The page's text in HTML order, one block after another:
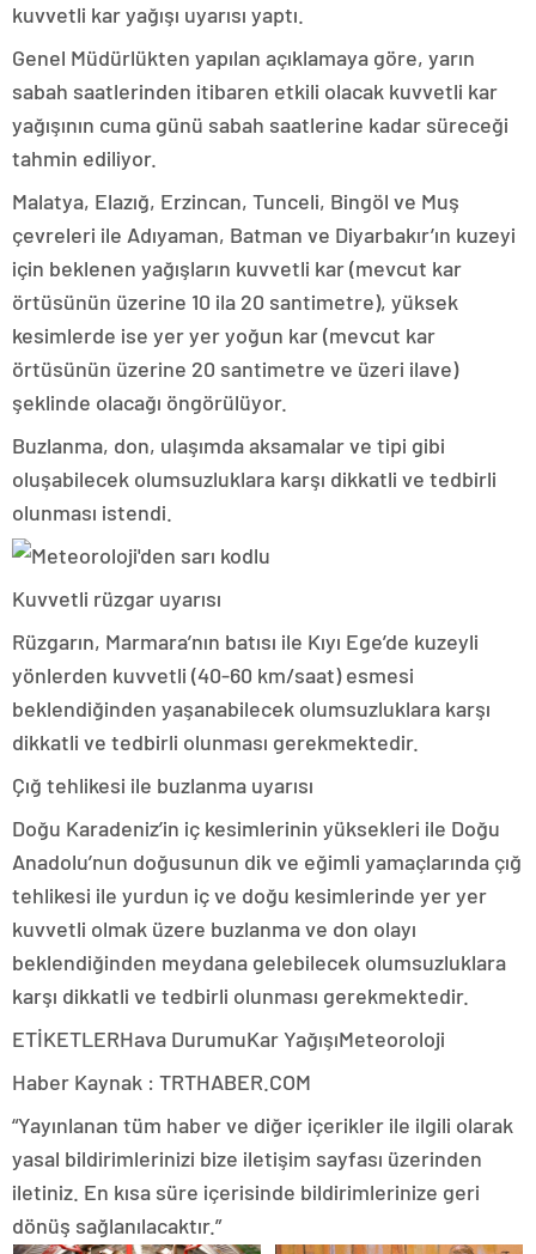
kuvvetli kar yağışı uyarısı yaptı.
Genel Müdürlükten yapılan açıklamaya göre, yarın
sabah saatlerinden itibaren etkili olacak kuvvetli kar
yağışının cuma günü sabah saatlerine kadar süreceği
tahmin ediliyor.
Malatya, Elazığ, Erzincan, Tunceli, Bingöl ve Muş
çevreleri ile Adıyaman, Batman ve Diyarbakır’ın kuzeyi
için beklenen yağışların kuvvetli kar (mevcut kar
örtüsünün üzerine 10 ila 20 santimetre), yüksek
kesimlerde ise yer yer yoğun kar (mevcut kar
örtüsünün üzerine 20 santimetre ve üzeri ilave)
şeklinde olacağı öngörülüyor.
Buzlanma, don, ulaşımda aksamalar ve tipi gibi
oluşabilecek olumsuzluklara karşı dikkatli ve tedbirli
olunması istendi.
Kuvvetli rüzgar uyarısı
Rüzgarın, Marmara’nın batısı ile Kıyı Ege’de kuzeyli
yönlerden kuvvetli (40-60 km/saat) esmesi
beklendiğinden yaşanabilecek olumsuzluklara karşı
dikkatli ve tedbirli olunması gerekmektedir.
Çığ tehlikesi ile buzlanma uyarısı
Doğu Karadeniz’in iç kesimlerinin yüksekleri ile Doğu
Anadolu’nun doğusunun dik ve eğimli yamaçlarında çığ
tehlikesi ile yurdun iç ve doğu kesimlerinde yer yer
kuvvetli olmak üzere buzlanma ve don olayı
beklendiğinden meydana gelebilecek olumsuzluklara
karşı dikkatli ve tedbirli olunması gerekmektedir.
ETİKETLERHava DurumuKar YağışıMeteoroloji
Haber Kaynak : TRTHABER.COM
“Yayınlanan tüm haber ve diğer içerikler ile ilgili olarak
yasal bildirimlerinizi bize iletişim sayfası üzerinden
iletiniz. En kısa süre içerisinde bildirimlerinize geri
dönüş sağlanılacaktır.”